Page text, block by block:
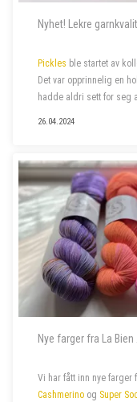
Nyhet! Lekre
Pickles ble startet av
Det var opprinnelig en
hadde aldri sett for seg
domenenavnet Heidi
26.04.2024
Nye farger fra La
Vi har fått inn nye farger
Cashmerino og Super